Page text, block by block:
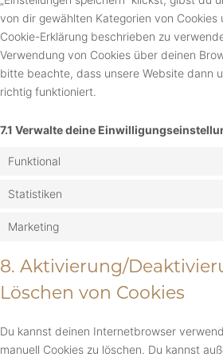
von dir gewählten Kategorien von Cookies
Cookie-Erklärung beschrieben zu
Verwendung von Cookies über deinen
bitte beachte, dass unsere Website dann
richtig funktioniert.
7.1 Verwalte deine
Funktional
Statistiken
Marketing
8. Aktivierung/
Löschen von Cookies
Du kannst deinen Internetbrowser
manuell Cookies zu löschen. Du kannst